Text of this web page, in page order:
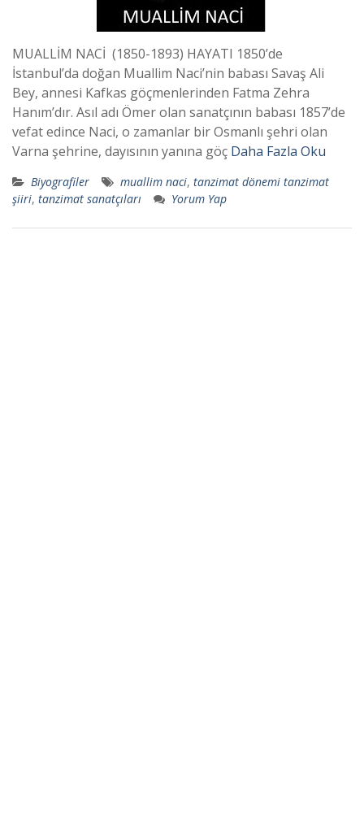
MUALLİM NACİ (1850-1893) HAYATI 1850’de
İstanbul’da doğan Muallim Naci’nin babası Savaş Ali
Bey, annesi Kafkas göçmenlerinden Fatma Zehra
Hanım’dır. Asıl adı Ömer olan sanatçının babası 1857’de
vefat edince Naci, o zamanlar bir Osmanlı şehri olan
Varna şehrine, dayısının yanına göç Daha Fazla Oku
Biyografiler muallim naci, tanzimat dönemi tanzimat
şiiri, tanzimat sanatçıları Yorum Yap